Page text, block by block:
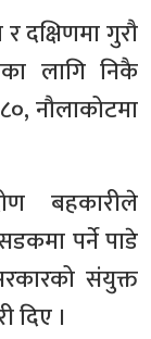
दक्षिणमा गुरौ
लागि निकै
नौलाकोटमा
बहकारीले
पर्ने पाडे
संयुक्त
दिए ।